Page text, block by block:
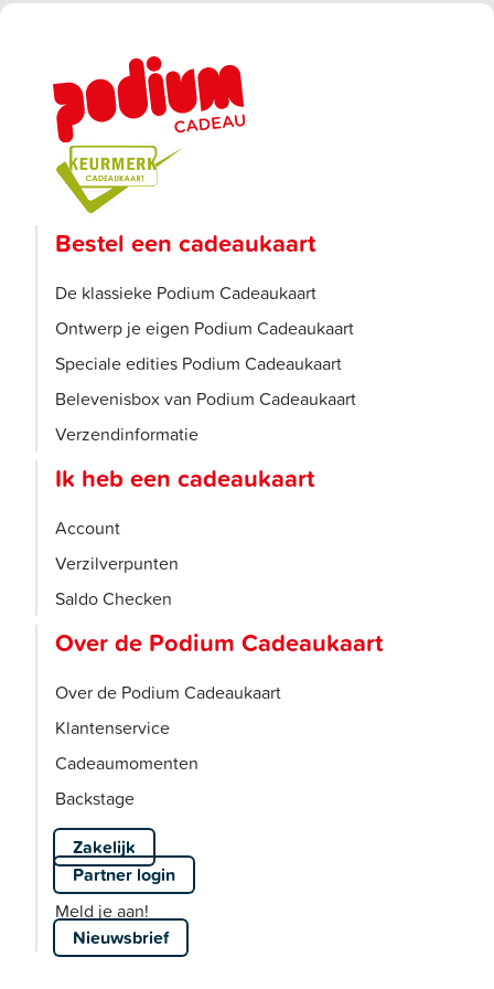
Bestel een cadeaukaart
De klassieke Podium Cadeaukaart
Ontwerp je eigen Podium Cadeaukaart
Speciale edities Podium Cadeaukaart
Belevenisbox van Podium Cadeaukaart
Verzendinformatie
Ik heb een cadeaukaart
Account
Verzilverpunten
Saldo Checken
Over de Podium Cadeaukaart
Over de Podium Cadeaukaart
Klantenservice
Cadeaumomenten
Backstage
Zakelijk
Partner login
Meld je aan!
Nieuwsbrief